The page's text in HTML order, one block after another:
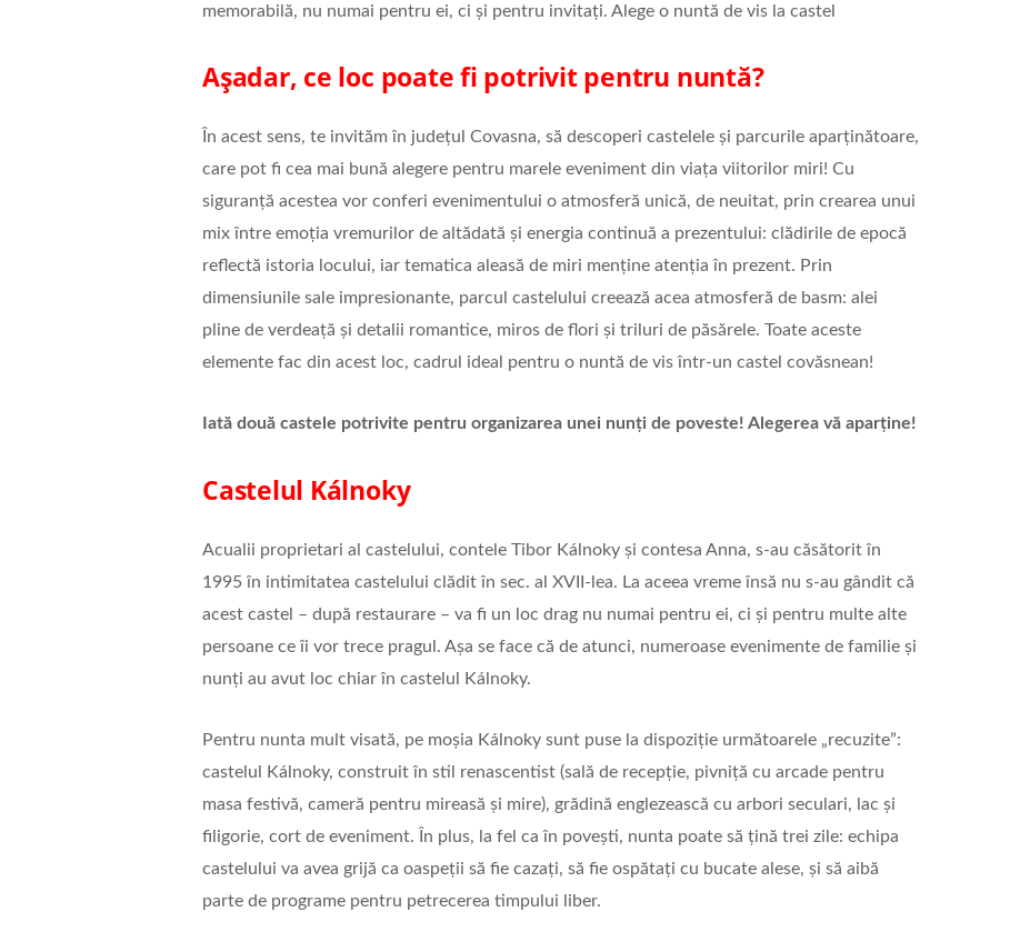
memorabilă, nu numai pentru ei, ci și pentru invitați. Alege o nuntă de vis la castel
Așadar, ce loc poate fi potrivit pentru nuntă?
În acest sens, te invităm în județul Covasna, să descoperi castelele și parcurile aparținătoare,
care pot fi cea mai bună alegere pentru marele eveniment din viața viitorilor miri! Cu
siguranță acestea vor conferi evenimentului o atmosferă unică, de neuitat, prin crearea unui
mix între emoția vremurilor de altădată și energia continuă a prezentului: clădirile de epocă
reflectă istoria locului, iar tematica aleasă de miri menține atenția în prezent. Prin
dimensiunile sale impresionante, parcul castelului creează acea atmosferă de basm: alei
pline de verdeață și detalii romantice, miros de flori și triluri de păsărele. Toate aceste
elemente fac din acest loc, cadrul ideal pentru o nuntă de vis într-un castel covăsnean!
Iată două castele potrivite pentru organizarea unei nunți de poveste! Alegerea vă aparține!
Castelul Kálnoky
Acualii proprietari al castelului, contele Tibor Kálnoky și contesa Anna, s-au căsătorit în
1995 în intimitatea castelului clădit în sec. al XVII-lea. La aceea vreme însă nu s-au gândit că
acest castel – după restaurare – va fi un loc drag nu numai pentru ei, ci și pentru multe alte
persoane ce îi vor trece pragul. Așa se face că de atunci, numeroase evenimente de familie și
nunți au avut loc chiar în castelul Kálnoky.
Pentru nunta mult visată, pe moșia Kálnoky sunt puse la dispoziție următoarele „recuzite”:
castelul Kálnoky, construit în stil renascentist (sală de recepție, pivniță cu arcade pentru
masa festivă, cameră pentru mireasă și mire), grădină englezească cu arbori seculari, lac și
filigorie, cort de eveniment. În plus, la fel ca în povești, nunta poate să țină trei zile: echipa
castelului va avea grijă ca oaspeții să fie cazați, să fie ospătați cu bucate alese, și să aibă
parte de programe pentru petrecerea timpului liber.